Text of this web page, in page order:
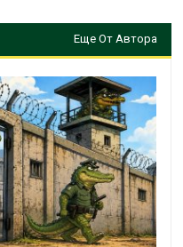
Еще От Автора